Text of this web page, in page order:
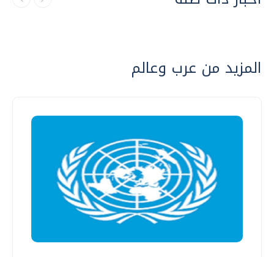
المزيد من عرب وعالم